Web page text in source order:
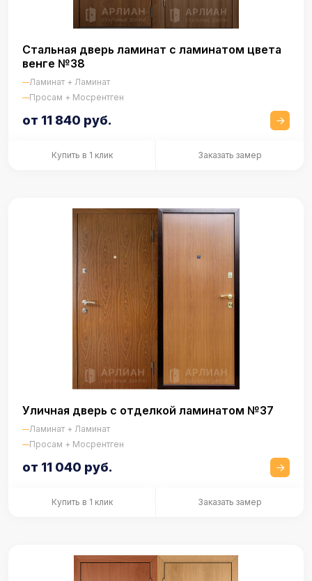
Стальная дверь ламинат с ламинатом цвета
венге №38
Ламинат + Ламинат
Просам + Мосрентген
от 11 840 руб.
Купить в 1 клик Заказать замер
Уличная дверь с отделкой ламинатом №37
Ламинат + Ламинат
Просам + Мосрентген
от 11 040 руб.
Купить в 1 клик Заказать замер